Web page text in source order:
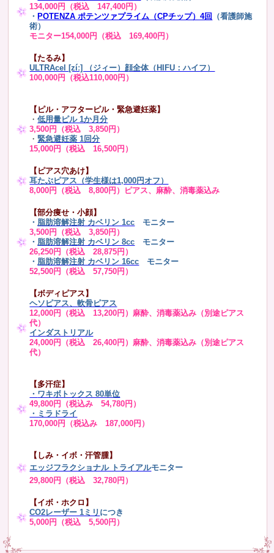
134,000円（税込 147,400円）
・ POTENZA ポテンツァプライム（CPチップ）4回
（看護師施
術）
モニター154,000円（税込 169,400円）
【たるみ】
ULTRAcel [zíː] （ジィー）顔全体（HIFU：ハイフ）
100,000円（税込110,000円）
【ピル・アフターピル・緊急避妊薬】
・低用量ピル 1か月分
3,500円（税込 3,850円）
・緊急避妊薬 1回分
15,000円（税込 16,500円）
【ピアス穴あけ】
耳たぶピアス（学生様は1,000円オフ）
8,000円（税込 8,800円）ピアス、麻酔、消毒薬込み
【部分痩せ・小顔】
・ 脂肪溶解注射 カベリン 1cc モニター
3,500円（税込 3,850円）
・ 脂肪溶解注射 カベリン 8cc モニター
26,250円（税込 28,875円）
・ 脂肪溶解注射 カベリン 16cc
モニター
52,500円（税込 57,750円）
【ボディピアス】
ヘソピアス、軟骨ピアス
12,000円（税込 13,200円）麻酔、消毒薬込み（別途ピアス
代）
インダストリアル
24,000円（税込 26,400円）麻酔、消毒薬込み（別途ピアス
代）
【多汗症】
・ ワキボトックス 80単位
49,800円（税込み 54,780円）
・ミラドライ
170,000円（税込み 187,000円）
【しみ・イボ・汗管腫】
エッジフラクショナル トライアルモニター
29,800円（税込 32,780円）
【イボ・ホクロ】
CO2レーザー 1ミリ につき
5,000円（税込 5,500円）